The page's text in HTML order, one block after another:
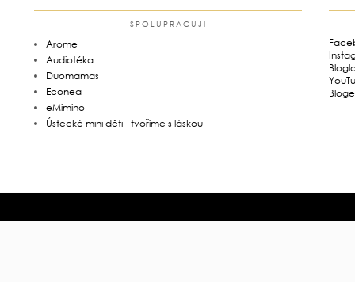
SPOLUPRACUJI
Arome
Audiotéka
Duomamas
Econea
eMimino
Ústecké mini děti - tvoříme s láskou